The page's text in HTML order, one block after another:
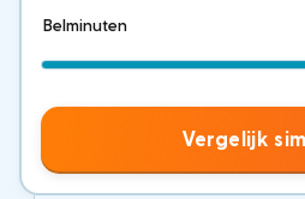
Belminuten
Vergelijk